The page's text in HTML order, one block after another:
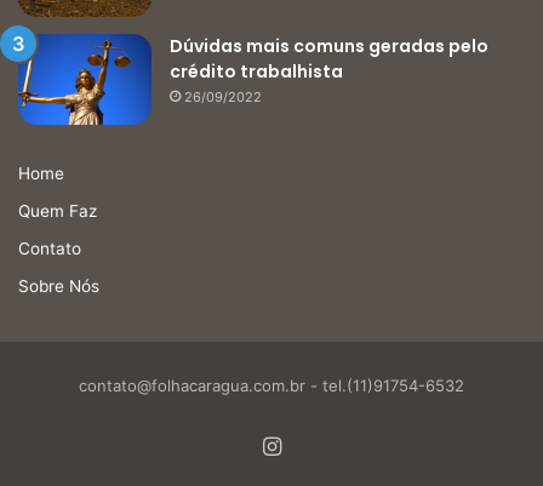
Dúvidas mais comuns geradas pelo
crédito trabalhista
26/09/2022
Home
Quem Faz
Contato
Sobre Nós
contato@folhacaragua.com.br - tel.(11)91754-6532
Instagram